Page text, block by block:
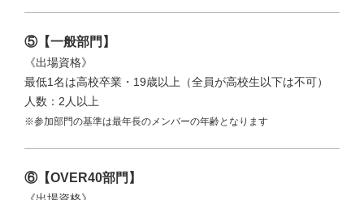
⑤【一般部門】
《出場資格》
最低1名は高校卒業・19歳以上（全員が高校生以下は不可）
人数：2人以上
※参加部門の基準は最年長のメンバーの年齢となります
⑥【OVER40部門】